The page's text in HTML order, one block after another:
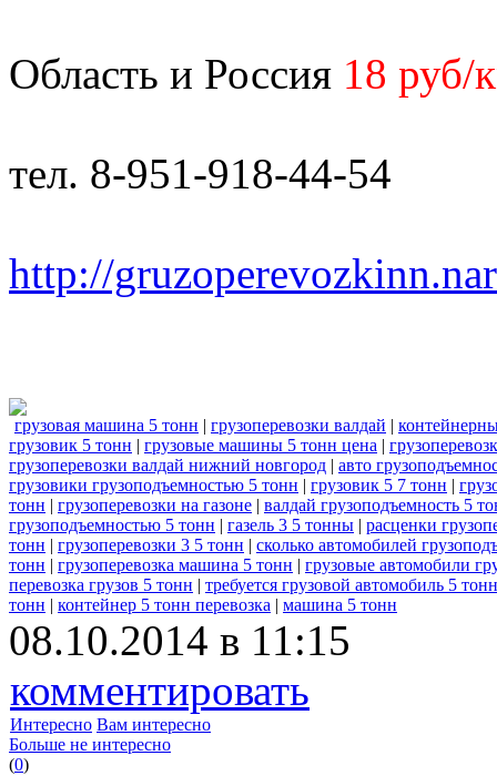
Область и Россия 18 руб/
тел. 8-951-918-44-54
http://
грузовая машина 5 тонн | грузоперевозки валдай |
грузовик 5 тонн | грузовые машины 5 тонн цена |
грузоперевозки валдай нижний новгород | авто
грузовики грузоподъемностью 5 тонн | грузовик 5 7 тонн |
тонн | грузоперевозки на газоне | валдай грузоподъемность 5
грузоподъемностью 5 тонн | газель 3 5 тонны | расценки
тонн | грузоперевозки 3 5 тонн | сколько автомобилей
тонн | грузоперевозка машина 5 тонн | грузовые автомобили
перевозка грузов 5 тонн | требуется грузовой автомобиль 5 тонн
тонн | контейнер 5 тонн перевозка | машина 5 тонн
08.10.2014 в 11:15
комментировать
Интересно Вам интересно
Больше не интересно
(0)